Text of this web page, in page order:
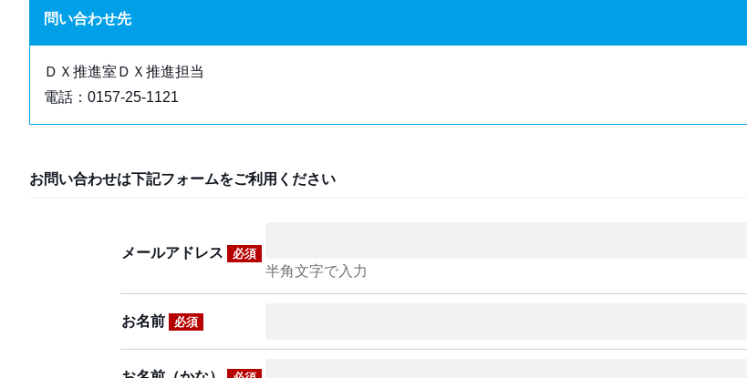
問い合わせ先
ＤＸ推進室ＤＸ推進担当
電話：0157-25-1121
お問い合わせは下記フォームをご利用ください
メールアドレス 必須
半角文字で入力
お名前 必須